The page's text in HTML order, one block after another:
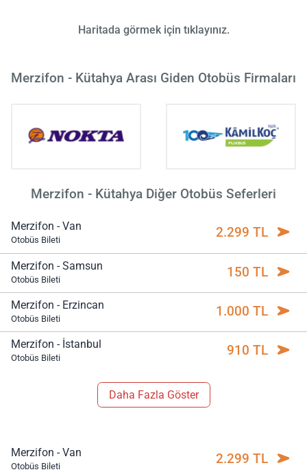
Haritada görmek için tıklayınız.
Merzifon - Kütahya Arası Giden Otobüs Firmaları
Merzifon - Kütahya Diğer Otobüs Seferleri
Merzifon - Van
Otobüs Bileti 2.299 TL
Merzifon - Samsun
Otobüs Bileti 150 TL
Merzifon - Erzincan
Otobüs Bileti 1.000 TL
Merzifon - İstanbul
Otobüs Bileti 910 TL
Daha Fazla Göster
Merzifon - Van
Otobüs Bileti 2.299 TL